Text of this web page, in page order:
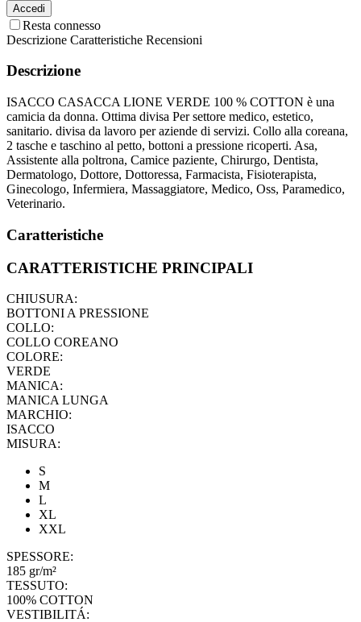
Accedi
Resta connesso
Descrizione Caratteristiche Recensioni
Descrizione
ISACCO CASACCA LIONE VERDE 100 % COTTON è una
camicia da donna. Ottima divisa Per settore medico, estetico,
sanitario. divisa da lavoro per aziende di servizi. Collo alla coreana,
2 tasche e taschino al petto, bottoni a pressione ricoperti. Asa,
Assistente alla poltrona, Camice paziente, Chirurgo, Dentista,
Dermatologo, Dottore, Dottoressa, Farmacista, Fisioterapista,
Ginecologo, Infermiera, Massaggiatore, Medico, Oss, Paramedico,
Veterinario.
Caratteristiche
CARATTERISTICHE PRINCIPALI
CHIUSURA:
BOTTONI A PRESSIONE
COLLO:
COLLO COREANO
COLORE:
VERDE
MANICA:
MANICA LUNGA
MARCHIO:
ISACCO
MISURA:
S
M
L
XL
XXL
SPESSORE:
185 gr/m²
TESSUTO:
100% COTTON
VESTIBILITÁ: